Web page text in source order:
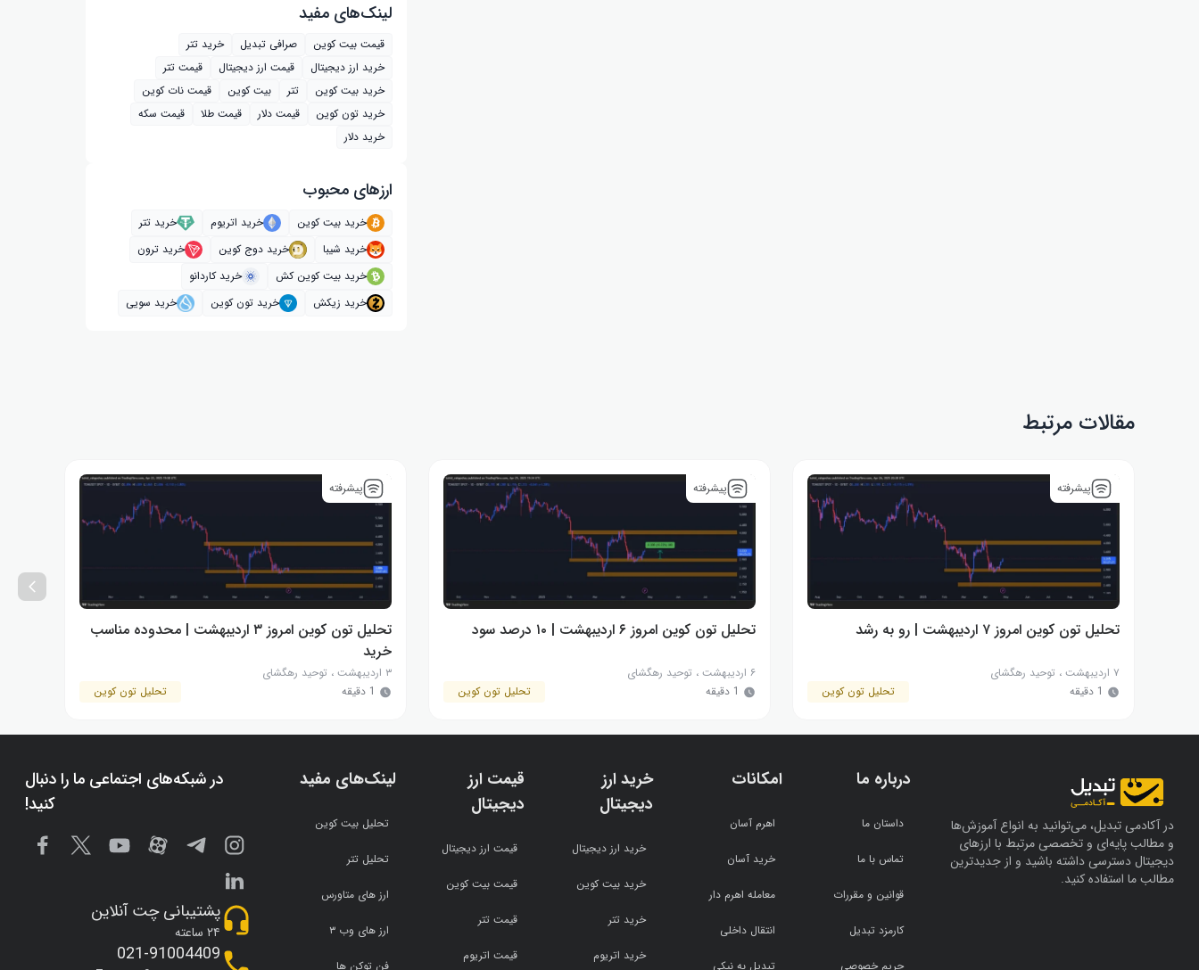
لینک‌های مفید
قیمت بیت کوین صرافی تبدیل
خرید تتر
خرید ارز دیجیتال
قیمت ارز دیجیتال
قیمت تتر
خرید بیت‌ کوین
تتر بیت کوین
قیمت نات کوین
خرید تون کوین
قیمت دلار قیمت طلا
قیمت سکه
خرید دلار
ارز‌های محبوب
خرید بیت کوین خرید اتریوم
خرید تتر
خرید شیبا
خرید دوج کوین
خرید ترون
خرید بیت کوین کش
خرید کاردانو
خرید زیکش
خرید تون کوین خرید سویی
مقالات مرتبط
پیشرفته
تحلیل تون کوین امروز ۷ اردیبهشت | رو به رشد
۷ اردیبهشت ، توحید رهگشای
1 دقیقه
تحلیل تون کوین
پیشرفته
تحلیل تون کوین امروز ۶ اردیبهشت | ۱۰ درصد سود
۶ اردیبهشت ، توحید رهگشای
1 دقیقه
تحلیل تون کوین
پیشرفته
تحلیل تون کوین امروز ۳ اردیبهشت | محدوده مناسب
خرید
۳ اردیبهشت ، توحید رهگشای
1 دقیقه
تحلیل تون کوین
در آکادمی تبدیل، می‌توانید به انواع آموزش‌ها
و مطالب پایه‌ای و تخصصی مرتبط با ارزهای
دیجیتال دسترسی داشته باشید و از جدیدترین
مطالب ما استفاده کنید.
درباره ما
داستان ما
تماس با ما
قوانین و مقررات
کارمزد تبدیل
حریم خصوصی
امکانات
اهرم آسان
خرید آسان
معامله اهرم دار
انتقال داخلی
تبدیل به نیکی
خرید ارز
دیجیتال
خرید ارز دیجیتال
خرید بیت کوین
خرید تتر
خرید اتریوم
قیمت ارز
دیجیتال
قیمت ارز دیجیتال
قیمت بیت کوین
قیمت تتر
قیمت اتریوم
لینک‌های مفید
تحلیل بیت کوین
تحلیل تتر
ارز های متاورس
ارز های وب ۳
فن توکن ها
در شبکه‌های اجتماعی ما را دنبال
کنید!
پشتیبانی چت آنلاین
۲۴ ساعته
021-91004409